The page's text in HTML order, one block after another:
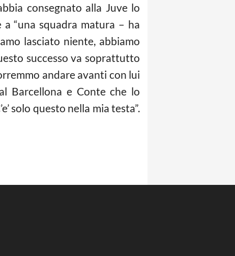
consegnato alla Juve lo
“una squadra matura – ha
lasciato niente, abbiamo
successo va soprattutto
andare avanti con lui
Barcellona e Conte che lo
solo questo nella mia testa”.